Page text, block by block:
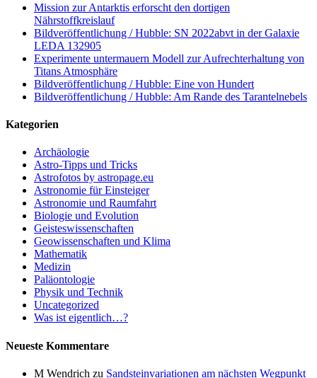
Mission zur Antarktis erforscht den dortigen
Nährstoffkreislauf
Bildveröffentlichung / Hubble: SN 2022abvt in der Galaxie
LEDA 132905
Experimente untermauern Modell zur Aufrechterhaltung von
Titans Atmosphäre
Bildveröffentlichung / Hubble: Eine von Hundert
Bildveröffentlichung / Hubble: Am Rande des Tarantelnebels
Kategorien
Archäologie
Astro-Tipps und Tricks
Astrofotos by astropage.eu
Astronomie für Einsteiger
Astronomie und Raumfahrt
Biologie und Evolution
Geisteswissenschaften
Geowissenschaften und Klima
Mathematik
Medizin
Paläontologie
Physik und Technik
Uncategorized
Was ist eigentlich…?
Neueste Kommentare
M Wendrich zu Sandsteinvariationen am nächsten Wegpunkt